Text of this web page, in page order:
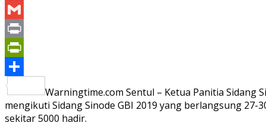
Yahoo
Mail
Gmail
Print
PrintFriendly
Share
Warningtime.com Sentul – Ketua Panitia Sidang
mengikuti Sidang Sinode GBI 2019 yang berlangsung 27-
sekitar 5000 hadir.